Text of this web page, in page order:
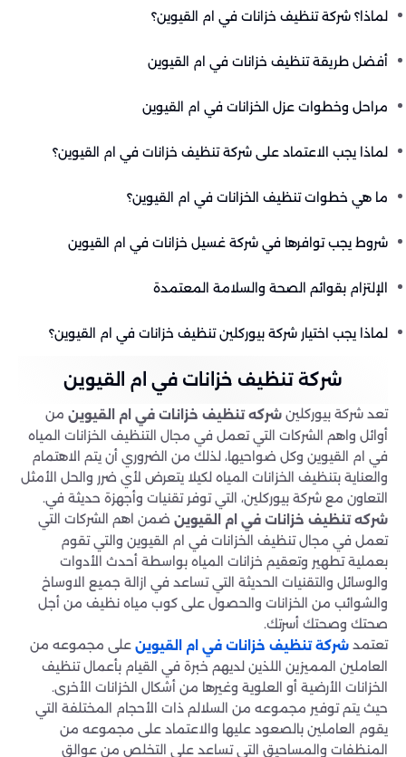
لماذا؟ شركة تنظيف خزانات في ام القيوين؟
أفضل طريقة تنظيف خزانات في ام القيوين
مراحل وخطوات عزل الخزانات في ام القيوين
لماذا يجب الاعتماد على شركة تنظيف خزانات في ام القيوين؟
ما هي ‏خطوات تنظيف الخزانات في ام القيوين؟
شروط يجب توافرها في شركة غسيل خزانات في ام القيوين
الإلتزام بقوائم الصحة والسلامة المعتمدة
لماذا يجب اختيار شركة بيوركلين تنظيف خزانات في ام القيوين؟
شركة تنظيف خزانات في ام القيوين
تعد شركة بيوركلين شركه تنظيف خزانات في ام القيوين من
أوائل واهم الشركات التي تعمل في مجال التنظيف الخزانات المياه
في ام القيوين وكل ضواحيها، لذلك من الضروري أن يتم الاهتمام
والعناية بتنظيف الخزانات المياه لكيلا يتعرض لأي ضرر والحل الأمثل
التعاون مع شركة بيوركلين، التي توفر تقنيات وأجهزة حديثة في.
شركه تنظيف خزانات في ام القيوين ضمن اهم الشركات التي
تعمل في مجال تنظيف الخزانات في ام القيوين والتي تقوم
بعملية تطهير وتعقيم خزانات المياه بواسطة أحدث الأدوات
والوسائل والتقنيات الحديثة التي تساعد في ازالة جميع الاوساخ
والشوائب من الخزانات والحصول على كوب مياه نظيف من أجل
صحتك وصحتك أسرتك.
تعتمد شركة تنظيف خزانات في ام القيوين على مجموعه من
العاملين المميزين اللذين لديهم خبرة في القيام بأعمال تنظيف
الخزانات الأرضية أو العلوية وغيرها من أشكال الخزانات الأخرى.
حيث يتم توفير مجموعه من السلالم ذات الأحجام المختلفة التي
يقوم العاملين بالصعود عليها والاعتماد على مجموعه من
المنظفات والمساحيق التي تساعد على التخلص من عوالق